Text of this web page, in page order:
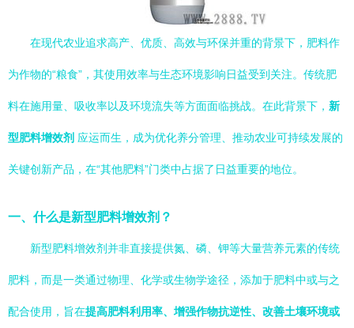
在现代农业追求高产、优质、高效与环保并重的背景下，肥料作
为作物的“粮食”，其使用效率与生态环境影响日益受到关注。传统肥
料在施用量、吸收率以及环境流失等方面面临挑战。在此背景下， 新
型肥料增效剂 应运而生，成为优化养分管理、推动农业可持续发展的
关键创新产品，在“其他肥料”门类中占据了日益重要的地位。
一、什么是新型肥料增效剂？
新型肥料增效剂并非直接提供氮、磷、钾等大量营养元素的传统
肥料，而是一类通过物理、化学或生物学途径，添加于肥料中或与之
配合使用，旨在提高肥料利用率、增强作物抗逆性、改善土壤环境或